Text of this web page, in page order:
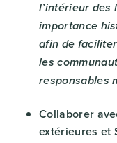
l’intérieur des
importance
afin de
les
responsables
Collaborer
extérieures et